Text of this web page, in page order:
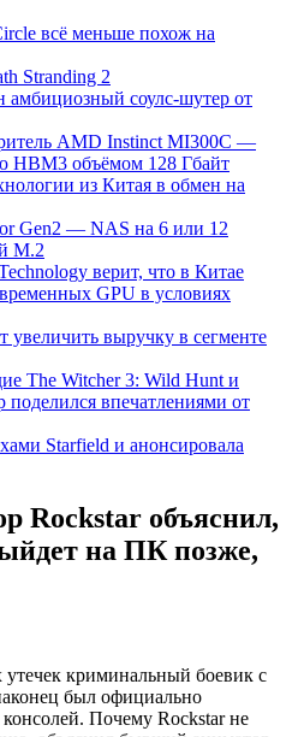
всё меньше похож на
Stranding 2
соулс-шутер от
AMD Instinct MI300C —
HBM3 объёмом 128 Гбайт
из Китая в обмен на
Gen2 — NAS на 6 или 12
M.2
верит, что в Китае
GPU в условиях
увеличить выручку в сегменте
The Witcher 3: Wild Hunt и
впечатлениями от
Starfield и анонсировала
Rockstar объяснил,
на ПК позже,
криминальный боевик с
был официально
консолей. Почему Rockstar не